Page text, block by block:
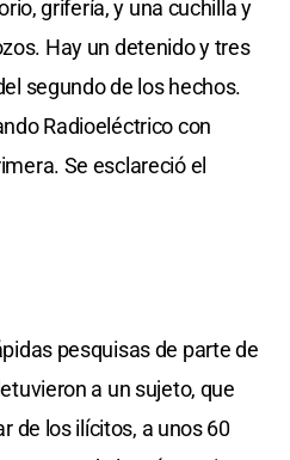
grifería, y una cuchilla y
Hay un detenido y tres
segundo de los hechos.
Radioeléctrico con
Se esclareció el
pesquisas de parte de
a un sujeto, que
de los ilícitos, a unos 60